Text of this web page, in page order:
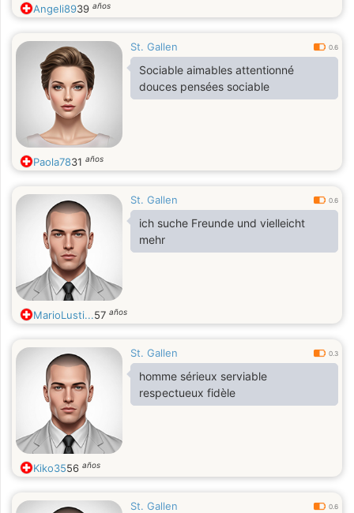
Angeli8939 años
St. Gallen 0.6
Sociable aimables attentionné
douces pensées sociable
Paola7831 años
St. Gallen 0.6
ich suche Freunde und vielleicht
mehr
MarioLusti...57 años
St. Gallen 0.3
homme sérieux serviable
respectueux fidèle
Kiko3556 años
St. Gallen 0.6